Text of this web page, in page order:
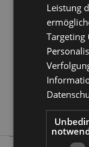
Information
64
Keine
Keine
Keine
Leistung
Targeting